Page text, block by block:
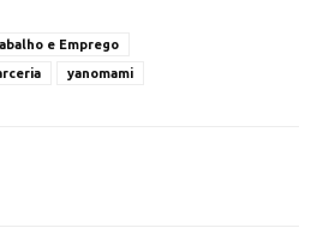
e Emprego
yanomami